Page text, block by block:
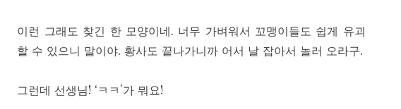
이런 그래도 찾긴 한 모양이네. 너무 가벼워서 꼬맹이들도 쉽게 유괴
할 수 있으니 말이야. 황사도 끝나가니까 어서 날 잡아서 놀러 오라구.
그런데 선생님! ‘ㅋㅋ’가 뭐요!